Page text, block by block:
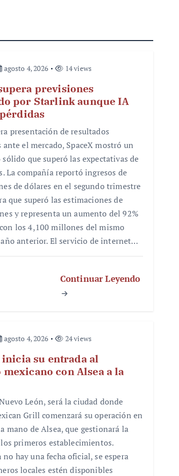
agosto 4, 2026 14 views
previsiones
por Starlink aunque IA
presentación de resultados
el mercado, SpaceX mostró un
que superó las expectativas de
La compañía reportó ingresos de
de dólares en el segundo trimestre
que superó las estimaciones de
y representa un aumento del 92%
los 4,100 millones del mismo
anterior. El servicio de internet…
Continuar Leyendo
agosto 4, 2026 24 views
su entrada al
con Alsea a la
León, será la ciudad donde
Grill comenzará su operación en
mano de Alsea, que gestionará la
primeros establecimientos.
no hay una fecha oficial, se espera
locales estén disponibles